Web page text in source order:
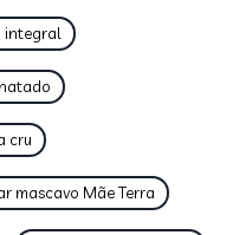
integral
cru
mascavo Mãe Terra